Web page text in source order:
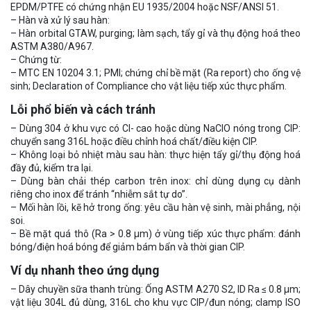
EPDM/PTFE có chứng nhận EU 1935/2004 hoặc NSF/ANSI 51.
– Hàn và xử lý sau hàn:
– Hàn orbital GTAW, purging; làm sạch, tẩy gỉ và thụ động hoá theo
ASTM A380/A967.
– Chứng từ:
– MTC EN 10204 3.1; PMI; chứng chỉ bề mặt (Ra report) cho ống vệ
sinh; Declaration of Compliance cho vật liệu tiếp xúc thực phẩm.
Lỗi phổ biến và cách tránh
– Dùng 304 ở khu vực có Cl- cao hoặc dùng NaClO nóng trong CIP:
chuyển sang 316L hoặc điều chỉnh hoá chất/điều kiện CIP.
– Không loại bỏ nhiệt màu sau hàn: thực hiện tẩy gỉ/thụ động hoá
đầy đủ, kiểm tra lại.
– Dùng bàn chải thép carbon trên inox: chỉ dùng dụng cụ dành
riêng cho inox để tránh “nhiễm sắt tự do”.
– Mối hàn lồi, kẽ hở trong ống: yêu cầu hàn vệ sinh, mài phẳng, nội
soi.
– Bề mặt quá thô (Ra > 0.8 µm) ở vùng tiếp xúc thực phẩm: đánh
bóng/điện hoá bóng để giảm bám bẩn và thời gian CIP.
Ví dụ nhanh theo ứng dụng
– Dây chuyền sữa thanh trùng: Ống ASTM A270 S2, ID Ra ≤ 0.8 µm;
vật liệu 304L đủ dùng, 316L cho khu vực CIP/đun nóng; clamp ISO